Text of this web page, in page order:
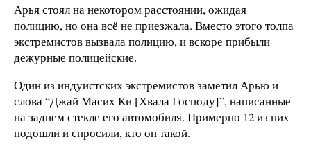
Арья стоял на некотором расстоянии, ожидая
полицию, но она всё не приезжала. Вместо этого толпа
экстремистов вызвала полицию, и вскоре прибыли
дежурные полицейские.
Один из индуистских экстремистов заметил Арью и
слова “Джай Масих Ки [Хвала Господу]”, написанные
на заднем стекле его автомобиля. Примерно 12 из них
подошли и спросили, кто он такой.